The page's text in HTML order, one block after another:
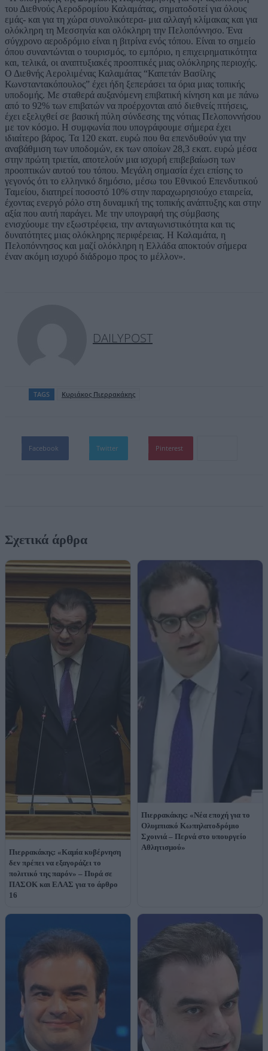
του Διεθνούς Αεροδρομίου Καλαμάτας, σηματοδοτεί για όλους
εμάς- και για τη χώρα συνολικότερα- μια αλλαγή κλίμακας και για
ολόκληρη τη Μεσσηνία και ολόκληρη την Πελοπόννησο. Ένα
σύγχρονο αεροδρόμιο είναι η βιτρίνα ενός τόπου. Είναι το σημείο
όπου συναντώνται ο τουρισμός, το εμπόριο, η επιχειρηματικότητα
και, τελικά, οι αναπτυξιακές προοπτικές μιας ολόκληρης περιοχής.
Ο Διεθνής Αερολιμένας Καλαμάτας “Καπετάν Βασίλης
Κωνσταντακόπουλος” έχει ήδη ξεπεράσει τα όρια μιας τοπικής
υποδομής. Με σταθερά αυξανόμενη επιβατική κίνηση και με πάνω
από το 92% των επιβατών να προέρχονται από διεθνείς πτήσεις,
έχει εξελιχθεί σε βασική πύλη σύνδεσης της νότιας Πελοποννήσου
με τον κόσμο. Η συμφωνία που υπογράφουμε σήμερα έχει
ιδιαίτερο βάρος. Τα 120 εκατ. ευρώ που θα επενδυθούν για την
αναβάθμιση των υποδομών, εκ των οποίων 28,3 εκατ. ευρώ μέσα
στην πρώτη τριετία, αποτελούν μια ισχυρή επιβεβαίωση των
προοπτικών αυτού του τόπου. Μεγάλη σημασία έχει επίσης το
γεγονός ότι το ελληνικό δημόσιο, μέσω του Εθνικού Επενδυτικού
Ταμείου, διατηρεί ποσοστό 10% στην παραχωρησιούχο εταιρεία,
έχοντας ενεργό ρόλο στη δυναμική της τοπικής ανάπτυξης και στην
αξία που αυτή παράγει. Με την υπογραφή της σύμβασης
ενισχύουμε την εξωστρέφεια, την ανταγωνιστικότητα και τις
δυνατότητες μιας ολόκληρης περιφέρειας. Η Καλαμάτα, η
Πελοπόννησος και μαζί ολόκληρη η Ελλάδα αποκτούν σήμερα
έναν ακόμη ισχυρό διάδρομο προς το μέλλον».
DAILYPOST
TAGS Κυριάκος Πιερρακάκης
Facebook Twitter Pinterest
Σχετικά άρθρα
Πιερρακάκης: «Καμία κυβέρνηση
δεν πρέπει να εξαγοράζει το
πολιτικό της παρόν» – Πυρά σε
ΠΑΣΟΚ και ΕΛΑΣ για το άρθρο
16
Πιερρακάκης: «Νέα εποχή για το
Ολυμπιακό Κωπηλατοδρόμιο
Σχοινιά – Περνά στο υπουργείο
Αθλητισμού»